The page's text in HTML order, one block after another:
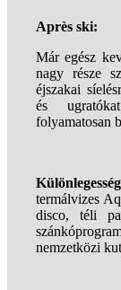
Après ski:
Már egész
nagy része
éjszakai
és
folyamatosan
termálvizes
disco, téli
nemzetközi